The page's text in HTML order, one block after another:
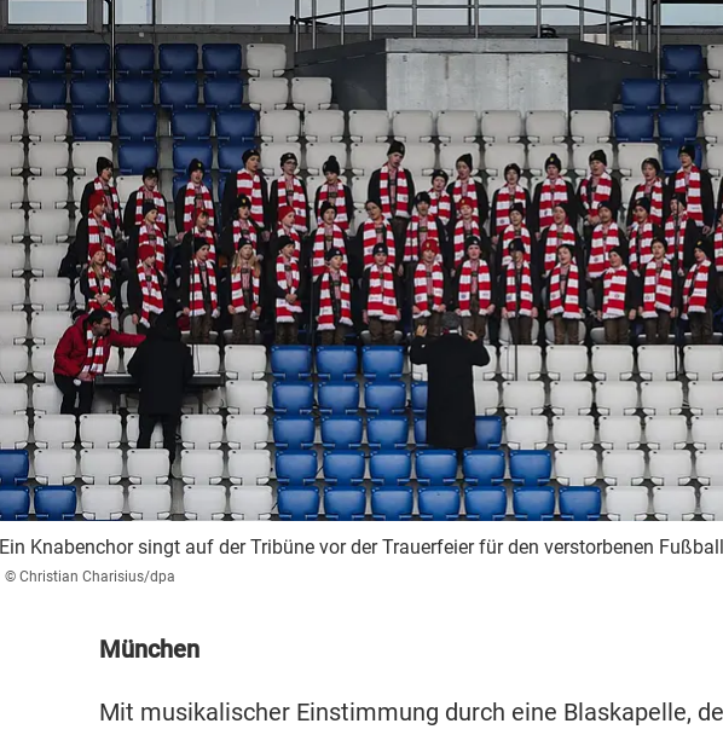
Ein Knabenchor singt auf der Tribüne vor der Trauerfeier für den verstorbenen
© Christian Charisius/dpa
München
Mit musikalischer Einstimmung durch eine Blaskapelle,